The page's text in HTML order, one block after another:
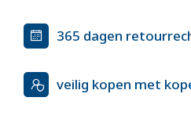
365 dagen
veilig kopen met